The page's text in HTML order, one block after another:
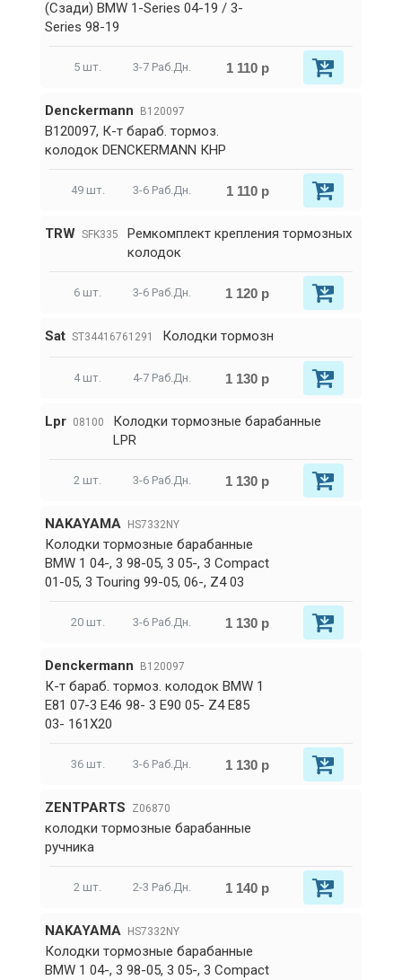
(Сзади) BMW 1-Series 04-19 / 3-
Series 98-19
5 шт. 3-7 Раб.Дн. 1 110 р
Denckermann B120097
B120097, К-т бараб. тормоз.
колодок DENCKERMANN КНР
49 шт. 3-6 Раб.Дн. 1 110 р
TRW SFK335
Ремкомплект крепления тормозных
колодок
6 шт. 3-6 Раб.Дн. 1 120 р
Sat ST34416761291 Колодки тормозн
4 шт. 4-7 Раб.Дн. 1 130 р
Lpr 08100
Колодки тормозные барабанные
LPR
2 шт. 3-6 Раб.Дн. 1 130 р
NAKAYAMA HS7332NY
Колодки тормозные барабанные
BMW 1 04-, 3 98-05, 3 05-, 3 Compact
01-05, 3 Touring 99-05, 06-, Z4 03
20 шт. 3-6 Раб.Дн. 1 130 р
Denckermann B120097
К-т бараб. тормоз. колодок BMW 1
E81 07-3 E46 98- 3 E90 05- Z4 E85
03- 161X20
36 шт. 3-6 Раб.Дн. 1 130 р
ZENTPARTS Z06870
колодки тормозные барабанные
ручника
2 шт. 2-3 Раб.Дн. 1 140 р
NAKAYAMA HS7332NY
Колодки тормозные барабанные
BMW 1 04-, 3 98-05, 3 05-, 3 Compact